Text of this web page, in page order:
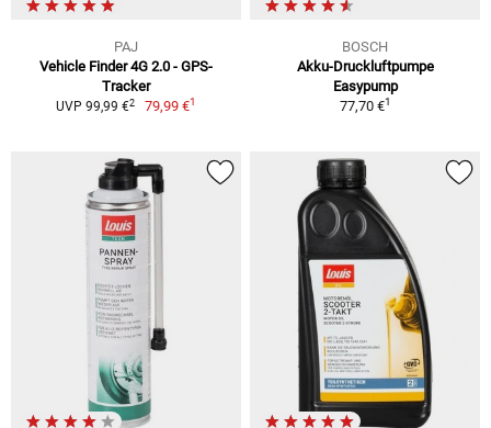
PAJ
Vehicle Finder 4G 2.0 - GPS-
Tracker
UVP 99,99 €2 79,99 €1
BOSCH
Akku-Druckluftpumpe
Easypump
77,70 €1